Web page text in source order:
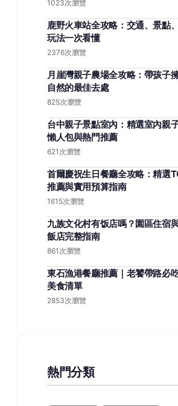
1023次瀏覽
鹿野火車站全攻略：交通、景點
玩法一次看懂
2376次瀏覽
月崖灣親子農場全攻略：帶孩子
自然的最佳去處
825次瀏覽
台中親子景點室內：精選室內親
懶人包與熱門推薦
621次瀏覽
首爾慶祝生日餐廳全攻略：精選
推薦與實用預算指南
1615次瀏覽
九族文化村有饭店嗎？園區住宿
飯店完整指南
861次瀏覽
東石漁港餐廳推薦｜老饕帶路必
美食清單
2853次瀏覽
熱門分類